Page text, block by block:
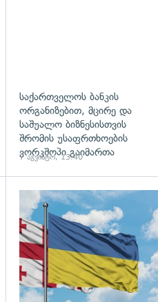
საქართველოს ბანკის
ორგანიზებით, მცირე და
საშუალო ბიზნესისთვის
შრომის უსაფრთხოების
ვორკშოპი გაიმართა
7 აგვისტო, 13:40